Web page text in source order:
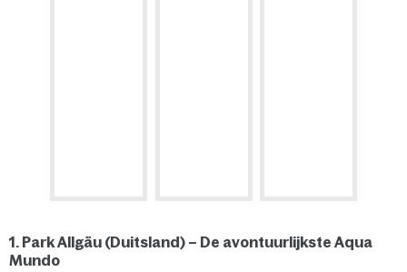
1. Park Allgäu (Duitsland) – De avontuurlijkste Aqua
Mundo